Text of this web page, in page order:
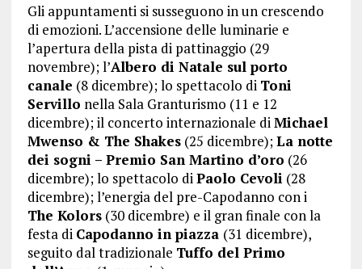
Gli appuntamenti si susseguono in un crescendo
di emozioni. L’accensione delle luminarie e
l’apertura della pista di pattinaggio (29
novembre); l’Albero di Natale sul porto
canale (8 dicembre); lo spettacolo di Toni
Servillo nella Sala Granturismo (11 e 12
dicembre); il concerto internazionale di Michael
Mwenso & The Shakes(25 dicembre); La notte
dei sogni – Premio San Martino d’oro (26
dicembre); lo spettacolo di Paolo Cevoli (28
dicembre); l’energia del pre-Capodanno con i
The Kolors(30 dicembre) e il gran finale con la
festa di Capodanno in piazza (31 dicembre),
seguito dal tradizionale Tuffo del Primo